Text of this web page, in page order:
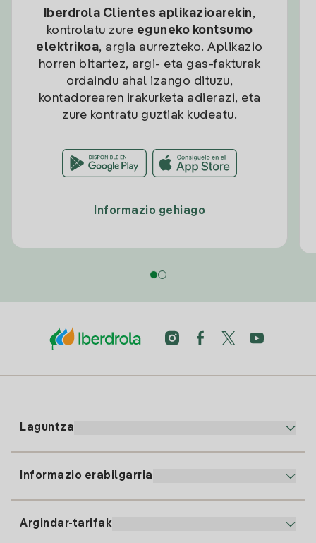
Iberdrola Clientes aplikazioarekin,
kontrolatu zure eguneko kontsumo
elektrikoa, argia aurrezteko. Aplikazio
horren bitartez, argi- eta gas-fakturak
ordaindu ahal izango dituzu,
kontadorearen irakurketa adierazi, eta
zure kontratu guztiak kudeatu.
Informazio gehiago
Laguntza
Informazio erabilgarria
Argindar-tarifak